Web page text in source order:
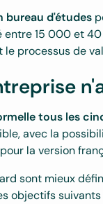
bureau d'études
entre 15 000 et
processus de
tous les
avec la
la version
sont mieux
objectifs